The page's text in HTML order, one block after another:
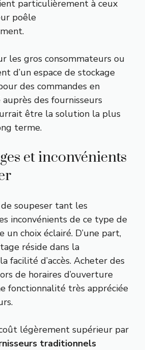
particulièrement à ceux
poêle
les gros consommateurs ou
d’un espace de stockage
des commandes en
des fournisseurs
être la solution la plus
terme.
et inconvénients
soupeser tant les
inconvénients de ce type de
un choix éclairé. D’une part,
réside dans la
facilité d’accès. Acheter des
de horaires d’ouverture
fonctionnalité très appréciée
légèrement supérieur par
traditionnels